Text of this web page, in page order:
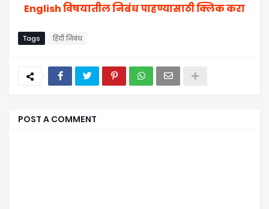
English विषयातील निबंध पाहण्यासाठी क्लिक करा
Tags हिंदी निबंध
POST A COMMENT